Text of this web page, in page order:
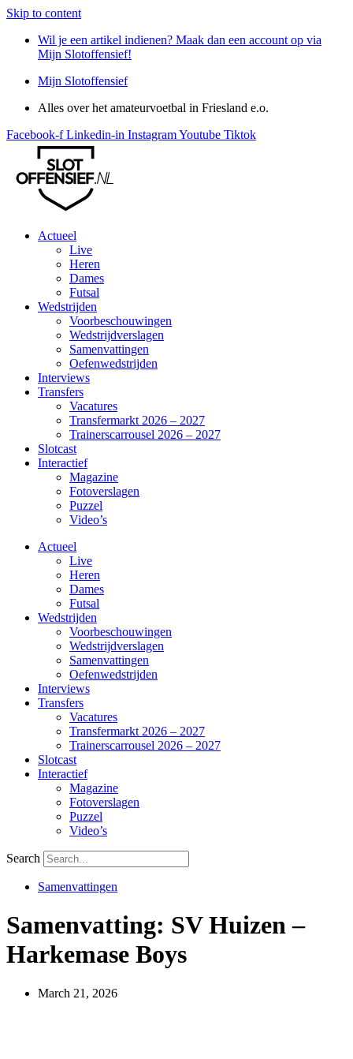
Skip to content
Wil je een artikel indienen? Maak dan een account op via
Mijn Slotoffensief!
Mijn Slotoffensief
Alles over het amateurvoetbal in Friesland e.o.
Facebook-f Linkedin-in InstagramYoutube Tiktok
Actueel
Live
Heren
Dames
Futsal
Wedstrijden
Voorbeschouwingen
Wedstrijdverslagen
Samenvattingen
Oefenwedstrijden
Interviews
Transfers
Vacatures
Transfermarkt 2026 – 2027
Trainerscarrousel 2026 – 2027
Slotcast
Interactief
Magazine
Fotoverslagen
Puzzel
Video’s
Actueel
Live
Heren
Dames
Futsal
Wedstrijden
Voorbeschouwingen
Wedstrijdverslagen
Samenvattingen
Oefenwedstrijden
Interviews
Transfers
Vacatures
Transfermarkt 2026 – 2027
Trainerscarrousel 2026 – 2027
Slotcast
Interactief
Magazine
Fotoverslagen
Puzzel
Video’s
Search
Samenvattingen
Samenvatting: SV Huizen –
Harkemase Boys
March 21, 2026